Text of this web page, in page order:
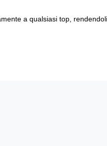
a qualsiasi top, rendendoli